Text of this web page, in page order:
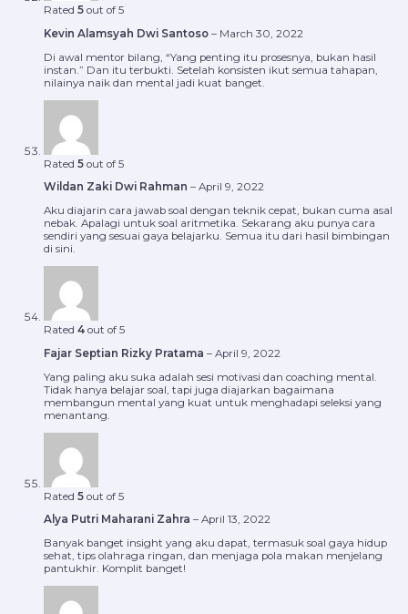
Rated 5 out of 5
Kevin Alamsyah Dwi Santoso – March 30, 2022
Di awal mentor bilang, “Yang penting itu prosesnya, bukan hasil
instan.” Dan itu terbukti. Setelah konsisten ikut semua tahapan,
nilainya naik dan mental jadi kuat banget.
Rated 5 out of 5
Wildan Zaki Dwi Rahman – April 9, 2022
Aku diajarin cara jawab soal dengan teknik cepat, bukan cuma asal
nebak. Apalagi untuk soal aritmetika. Sekarang aku punya cara
sendiri yang sesuai gaya belajarku. Semua itu dari hasil bimbingan
di sini.
Rated 4 out of 5
Fajar Septian Rizky Pratama – April 9, 2022
Yang paling aku suka adalah sesi motivasi dan coaching mental.
Tidak hanya belajar soal, tapi juga diajarkan bagaimana
membangun mental yang kuat untuk menghadapi seleksi yang
menantang.
Rated 5 out of 5
Alya Putri Maharani Zahra – April 13, 2022
Banyak banget insight yang aku dapat, termasuk soal gaya hidup
sehat, tips olahraga ringan, dan menjaga pola makan menjelang
pantukhir. Komplit banget!